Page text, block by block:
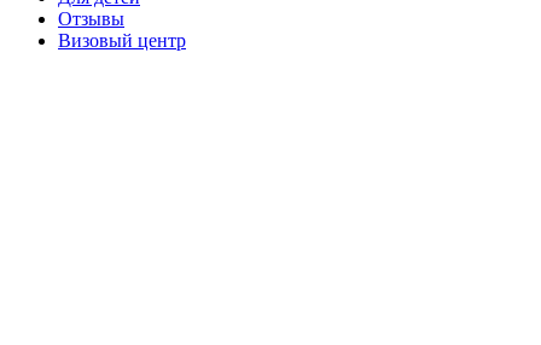
Отзывы
Визовый центр